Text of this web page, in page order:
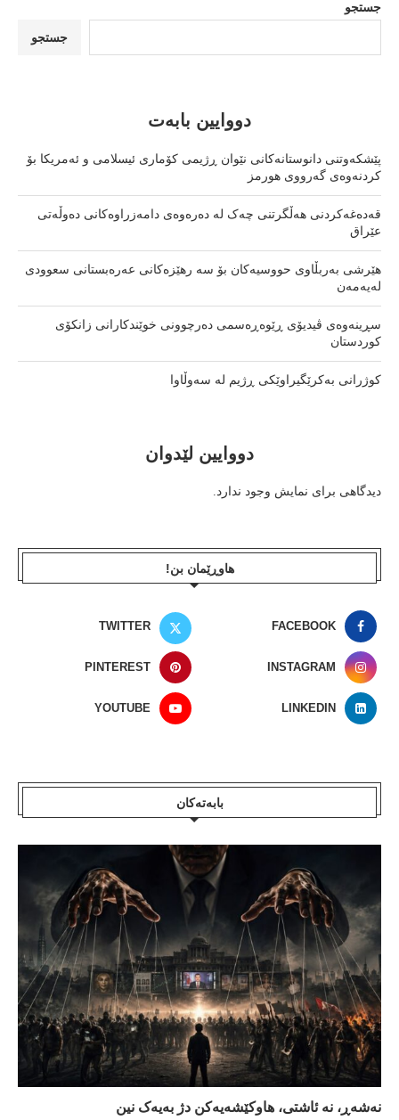
جستجو
جستجو
دووایین بابەت
پێشکەوتنی دانوستانەکانی نێوان ڕژیمی کۆماری ئیسلامی و ئەمریکا بۆ
کردنەوەی گەرووی هورمز
قەدەغەکردنی هەڵگرتنی چەک لە دەرەوەی دامەزراوەکانی دەوڵەتی
عێراق
هێرشی بەربڵاوی حووسیەکان بۆ سە رهێزەکانی عەرەبستانی سعوودی
لەیەمەن
سڕینەوەی ڤیدیۆی ڕێوەڕەسمی دەرچوونی خوێندکارانی زانکۆی
کوردستان
کوژرانی بەکرێگیراوێکی ڕژیم لە سەوڵاوا
دووایین لێدوان
دیدگاهی برای نمایش وجود ندارد.
هاوڕێمان بن!
FACEBOOK
TWITTER
INSTAGRAM
PINTEREST
LINKEDIN
YOUTUBE
بابەتەکان
نەشەڕ، نە ئاشتی، هاوکێشەیەکن دژ بەیەک نین